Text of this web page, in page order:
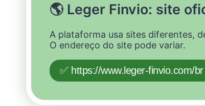
🌎 Leger Finvio: site
A plataforma usa sites diferentes,
O endereço do site pode variar.
✅ https://www.leger-finvio.com/br